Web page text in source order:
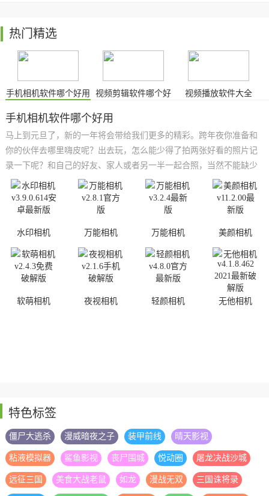
热门精选
手机相机软件哪个好用 视频剪辑软件哪个好 视频播放软件大全
手机相机软件哪个好用
马上到元旦了，新的一年将会带给我们更多的精彩。跨年夜你准备和
你的伙伴去哪里嗨皮呢？出去玩，怎么能少得了拍两张好看的照片记
录一下呢？和自己的好友、家人或者另一半一起合照，当然不能缺少
一款适合的手机相机软件，分分钟帮你拍出大片即视感。以后翻看起
来，也是一个不错的回忆，让我们能记起那些美好的时光，留作纪
念！有需要的朋友们可以看看吧！
水印相机 万能相机 万能相机 美颜相机
软萌相机 夜视相机 轻颜相机 无他相机
特色标签
僵尸大逃杀 漫威暗夜之子 装甲前线 晴天影视
粘液模拟器 鲨鱼影视 丧尸围城 悦动圈 屠龙决战沙城
远征三国 美食大战老鼠 如龙 漫战无双 三国诛将录